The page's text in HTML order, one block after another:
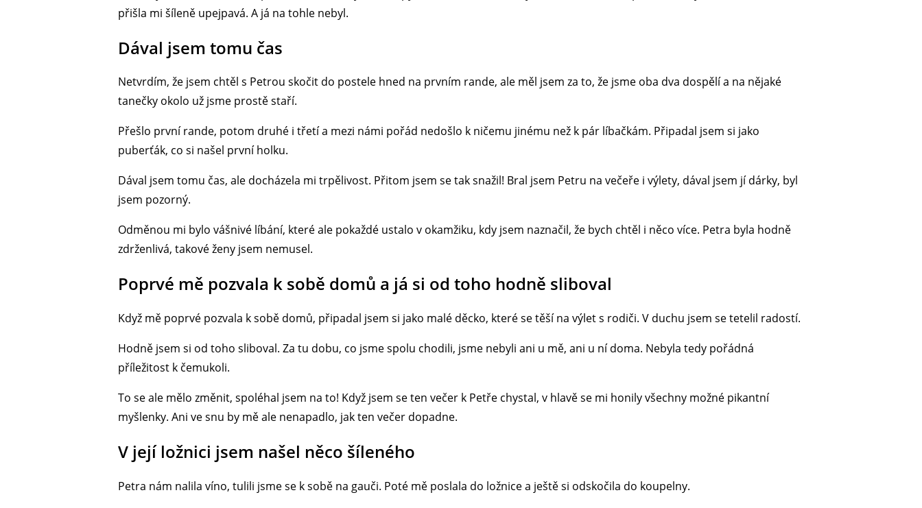
přišla mi šíleně upejpavá. A já na tohle nebyl.
Dával jsem tomu čas
Netvrdím, že jsem chtěl s Petrou skočit do postele hned na prvním rande, ale měl jsem za to, že jsme oba dva dospělí a na nějaké
tanečky okolo už jsme prostě staří.
Přešlo první rande, potom druhé i třetí a mezi námi pořád nedošlo k ničemu jinému než k pár líbačkám. Připadal jsem si jako
puberťák, co si našel první holku.
Dával jsem tomu čas, ale docházela mi trpělivost. Přitom jsem se tak snažil! Bral jsem Petru na večeře i výlety, dával jsem jí dárky, byl
jsem pozorný.
Odměnou mi bylo vášnivé líbání, které ale pokaždé ustalo v okamžiku, kdy jsem naznačil, že bych chtěl i něco více. Petra byla hodně
zdrženlivá, takové ženy jsem nemusel.
Poprvé mě pozvala k sobě domů a já si od toho hodně sliboval
Když mě poprvé pozvala k sobě domů, připadal jsem si jako malé děcko, které se těší na výlet s rodiči. V duchu jsem se tetelil radostí.
Hodně jsem si od toho sliboval. Za tu dobu, co jsme spolu chodili, jsme nebyli ani u mě, ani u ní doma. Nebyla tedy pořádná
příležitost k čemukoli.
To se ale mělo změnit, spoléhal jsem na to! Když jsem se ten večer k Petře chystal, v hlavě se mi honily všechny možné pikantní
myšlenky. Ani ve snu by mě ale nenapadlo, jak ten večer dopadne.
V její ložnici jsem našel něco šíleného
Petra nám nalila víno, tulili jsme se k sobě na gauči. Poté mě poslala do ložnice a ještě si odskočila do koupelny.